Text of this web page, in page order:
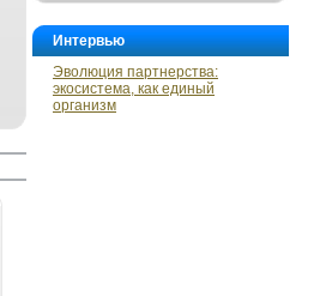
Интервью
Эволюция партнерства:
экосистема, как единый
организм